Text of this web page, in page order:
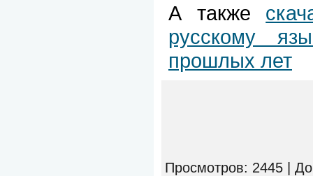
А также
русскому
прошлых лет
Просмотров: 2445 |